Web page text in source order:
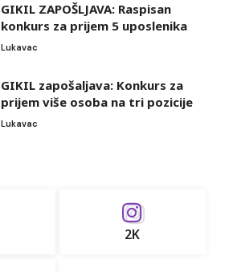
GIKIL ZAPOŠLJAVA: Raspisan
konkurs za prijem 5 uposlenika
Lukavac
GIKIL zapošaljava: Konkurs za
prijem više osoba na tri pozicije
Lukavac
2K